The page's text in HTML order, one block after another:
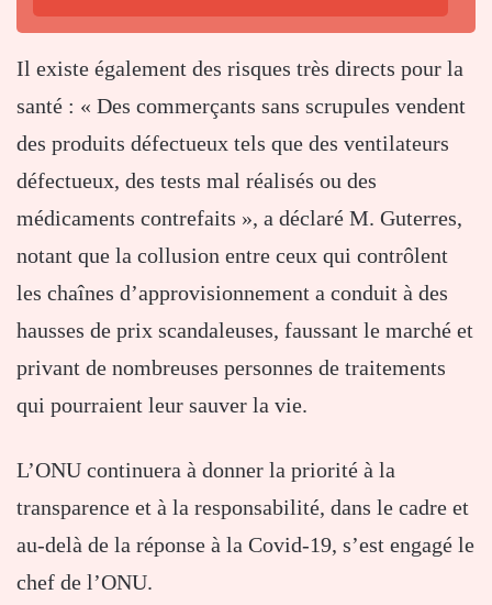
Il existe également des risques très directs pour la
santé : « Des commerçants sans scrupules vendent
des produits défectueux tels que des ventilateurs
défectueux, des tests mal réalisés ou des
médicaments contrefaits », a déclaré M. Guterres,
notant que la collusion entre ceux qui contrôlent
les chaînes d’approvisionnement a conduit à des
hausses de prix scandaleuses, faussant le marché et
privant de nombreuses personnes de traitements
qui pourraient leur sauver la vie.
L’ONU continuera à donner la priorité à la
transparence et à la responsabilité, dans le cadre et
au-delà de la réponse à la Covid-19, s’est engagé le
chef de l’ONU.